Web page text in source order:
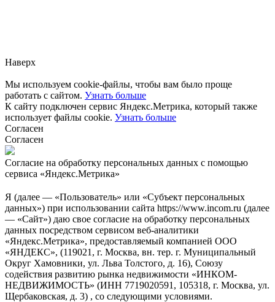
Наверх
Мы используем cookie-файлы, чтобы вам было проще
работать с сайтом. Узнать больше
К сайту подключен сервис Яндекс.Метрика, который также
использует файлы cookie. Узнать больше
Согласен
Согласен
Согласие на обработку персональных данных с помощью
сервиса «Яндекс.Метрика»
Я (далее — «Пользователь» или «Субъект персональных
данных») при использовании сайта https://www.incom.ru (далее
— «Сайт») даю свое согласие на обработку персональных
данных посредством сервисом веб-аналитики
«Яндекс.Метрика», предоставляемый компанией ООО
«ЯНДЕКС», (119021, г. Москва, вн. тер. г. Муниципальный
Округ Хамовники, ул. Льва Толстого, д. 16), Союзу
содействия развитию рынка недвижимости «ИНКОМ-
НЕДВИЖИМОСТЬ» (ИНН 7719020591, 105318, г. Москва, ул.
Щербаковская, д. 3) , со следующими условиями.